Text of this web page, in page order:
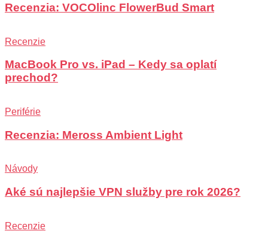
Recenzia: VOCOlinc FlowerBud Smart
Recenzie
MacBook Pro vs. iPad – Kedy sa oplatí
prechod?
Periférie
Recenzia: Meross Ambient Light
Návody
Aké sú najlepšie VPN služby pre rok 2026?
Recenzie